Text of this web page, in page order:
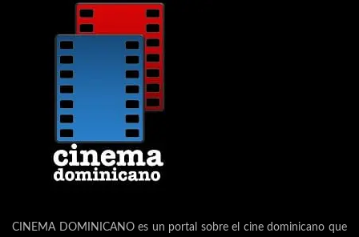
CINEMA DOMINICANO es un portal sobre el cine dominicano que